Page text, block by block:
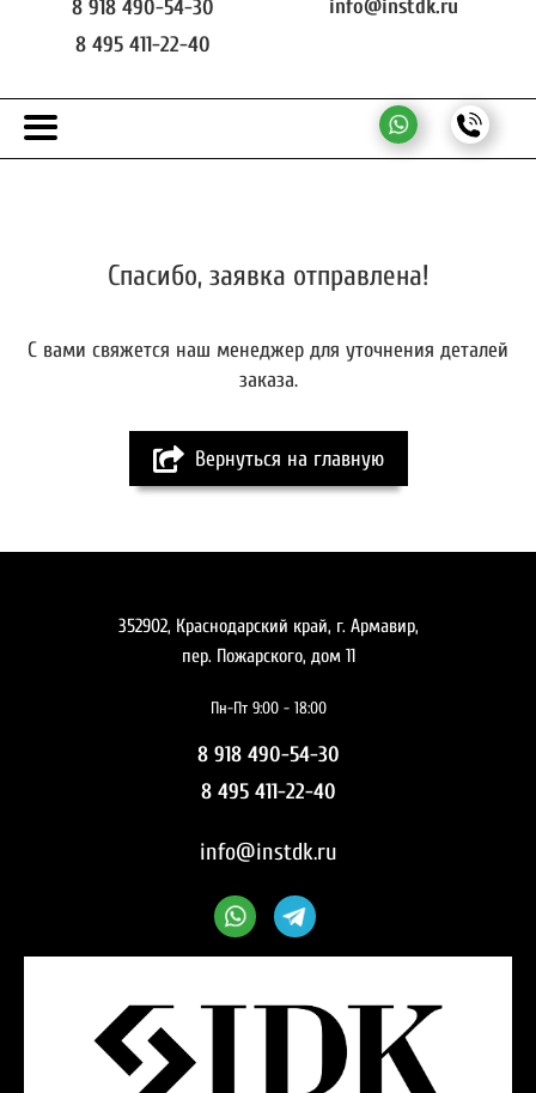
8 918 490-54-30
8 495 411-22-40
info@instdk.ru
Спасибо, заявка отправлена!
С вами свяжется наш менеджер для уточнения деталей
заказа.
Вернуться на главную
352902, Краснодарский край, г. Армавир,
пер. Пожарского, дом 11
Пн-Пт 9:00 - 18:00
8 918 490-54-30
8 495 411-22-40
info@instdk.ru